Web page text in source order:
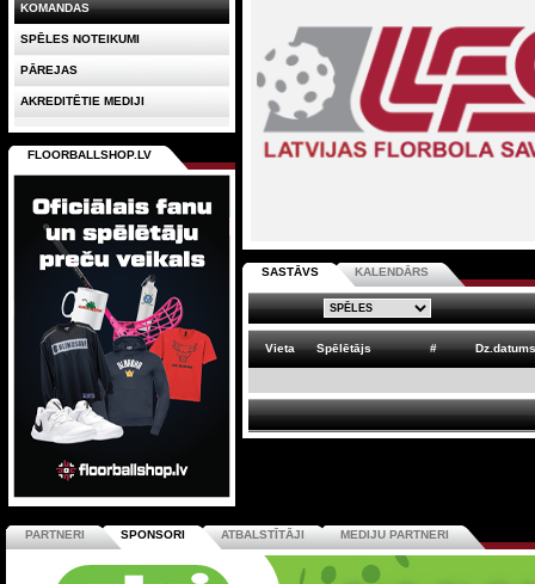
SASTĀVS KALENDĀRS
Vieta Spēlētājs # Dz.datums
KOMANDAS
SPĒLES NOTEIKUMI
PĀREJAS
AKREDITĒTIE MEDIJI
FLOORBALLSHOP.LV
PARTNERI SPONSORI ATBALSTĪTĀJI MEDIJU PARTNERI